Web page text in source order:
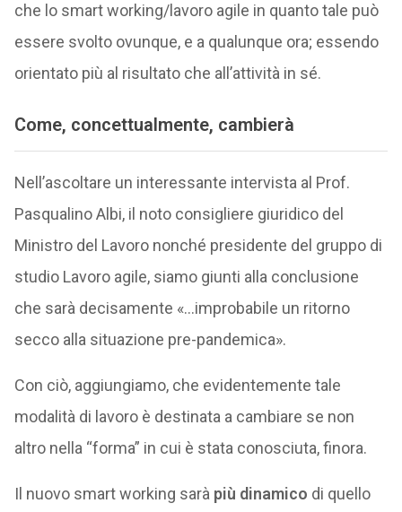
che lo smart working/lavoro agile in quanto tale può
essere svolto ovunque, e a qualunque ora; essendo
orientato più al risultato che all’attività in sé.
Come, concettualmente, cambierà
Nell’ascoltare un interessante intervista al Prof.
Pasqualino Albi, il noto consigliere giuridico del
Ministro del Lavoro nonché presidente del gruppo di
studio Lavoro agile, siamo giunti alla conclusione
che sarà decisamente «…improbabile un ritorno
secco alla situazione pre-pandemica».
Con ciò, aggiungiamo, che evidentemente tale
modalità di lavoro è destinata a cambiare se non
altro nella “forma” in cui è stata conosciuta, finora.
Il nuovo smart working sarà più dinamico di quello